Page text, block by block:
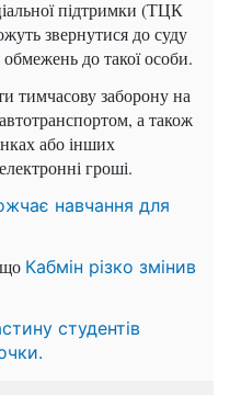
підтримки (ТЦК
звернутися до суду
до такої особи.
тимчасову заборону на
а також
або інших
гроші.
навчання для
Кабмін різко змінив
студентів